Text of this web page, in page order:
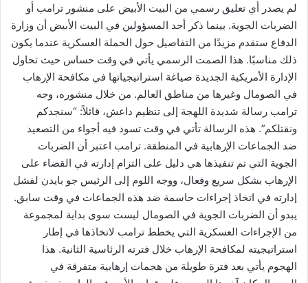
لم يصدر أي تعليق رسمي من البيت الأبيض على منشور ترامب أو
الضربات الجوية. بينما ذكر أحد المسؤولين في البيت الأبيض أن وزارة
الدفاع ستقدم مزيدًا من التفاصيل حول الحملة العسكرية عندما يكون
ذلك مناسبًا. هذا الصمت الرسمي يأتي في وقت حساس حيث تحاول
الإدارة الأمريكية الجديدة صياغة استراتيجياتها في مكافحة الإرهاب
في الصومال وغيرها من مناطق العالم. من خلال منشوره، وجه
ترامب رسالة شديدة اللهجة إلى تنظيم داعش، قائلاً: “سنجدكم
ونقتلكم”. هذه الرسالة تأتي في وقت تسود فيه أجواء من التصعيد
ضد الجماعات الإرهابية في المنطقة. ترامب اعتبر أن الضربات
الجوية التي تم تنفيذها هي دليل على التزام إدارته في القضاء على
الإرهاب بشكل سريع وفعال، ووجه اللوم إلى الرئيس جو بايدن لفشل
إدارته في اتخاذ إجراءات حاسمة ضد هذه الجماعات في وقت سابق.
يبدو أن الضربات الجوية في الصومال ليست سوى بداية لمجموعة
من الإجراءات العسكرية التي يخطط ترامب لاتخاذها في إطار
استراتيجيته لمكافحة الإرهاب خلال فترته الرئاسية الثانية. هذا
الهجوم يأتي بعد فترة طويلة من هجمات إرهابية متفرقة في